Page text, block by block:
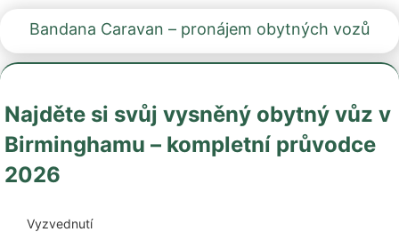
Bandana Caravan – pronájem obytných vozů
Najděte si svůj vysněný obytný vůz v
Birminghamu – kompletní průvodce
2026
Vyzvednutí